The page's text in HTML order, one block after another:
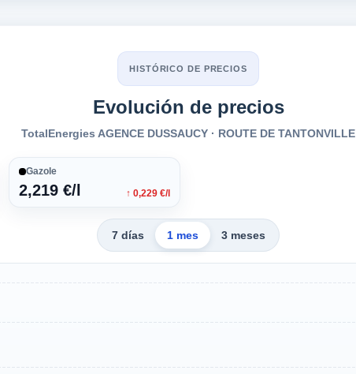
HISTÓRICO DE PRECIOS
Evolución de precios
TotalEnergies AGENCE DUSSAUCY · ROUTE DE TANTONVILLE
Gazole
2,219 €/l ↑ 0,229 €/l
7 días 1 mes 3 meses